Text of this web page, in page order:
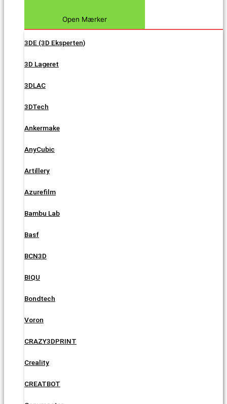
Open Mærker
3DE (3D Eksperten)
3D Lageret
3DLAC
3DTech
Ankermake
AnyCubic
Artillery
Azurefilm
Bambu Lab
Basf
BCN3D
BIQU
Bondtech
Voron
CRAZY3DPRINT
Creality
CREATBOT